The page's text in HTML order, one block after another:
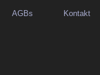
AGBs Kontakt